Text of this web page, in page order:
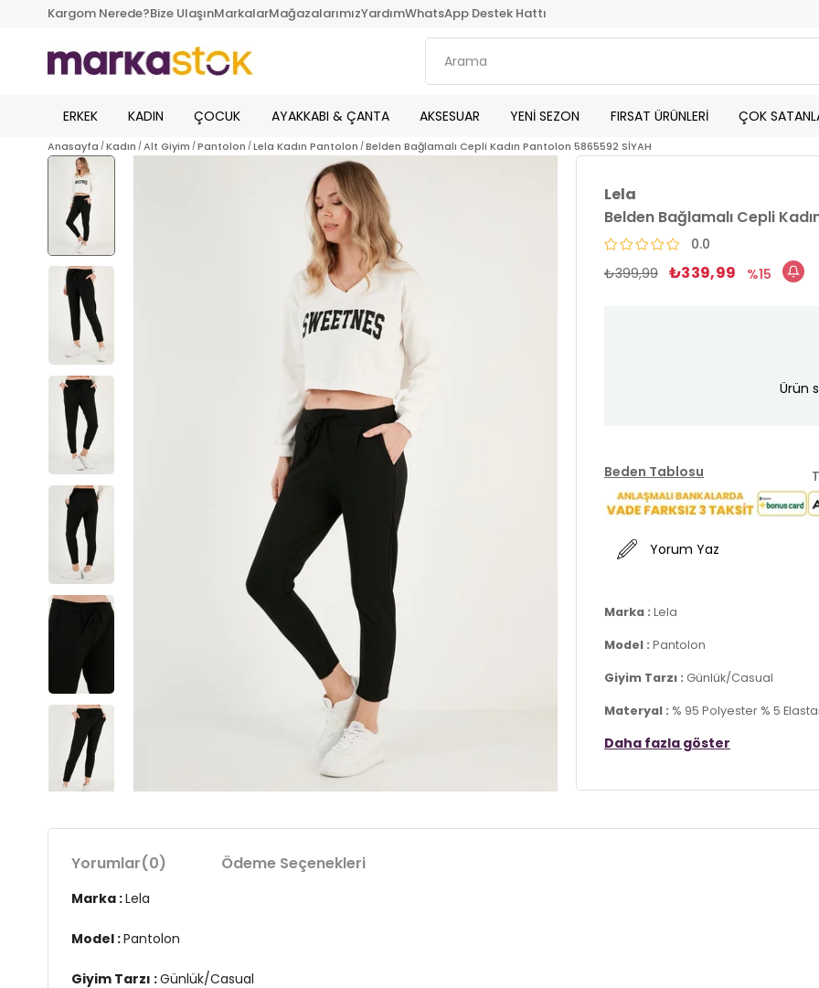
Kargom Nerede?Bize UlaşınMarkalarMağazalarımızYardımWhatsApp Destek Hattı
ERKEK KADIN ÇOCUK AYAKKABI & ÇANTA AKSESUAR YENİ SEZON FIRSAT ÜRÜNLERİ ÇOK
Anasayfa Kadın Alt Giyim Pantolon Lela Kadın Pantolon Belden Bağlamalı Cepli Kadın Pantolon 5865592 SİYAH
Lela
Belden Bağlamalı Cepli
0.0
₺399,99 ₺339,99 15
Ürün
Beden Tablosu
Yorum Yaz
Marka : Lela
Model : Pantolon
Giyim Tarzı : Günlük/Casual
Materyal : % 95 Polyester % 5
Kapama Bilgisi :Belden Bağlamalı
Daha fazla göster
Yorumlar(0) Ödeme Seçenekleri
Marka :Lela
Model :Pantolon
Giyim Tarzı :Günlük/Casual